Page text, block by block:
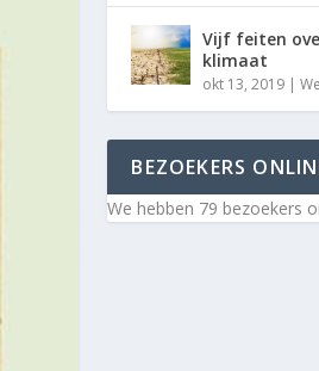
Vijf feiten
klimaat
okt 13, 2019 |
BEZOEKERS
We hebben 79 bezoekers